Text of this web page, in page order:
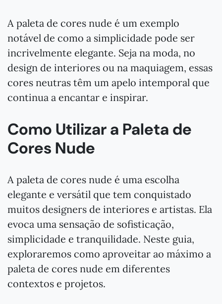
A paleta de cores nude é um exemplo
notável de como a simplicidade pode ser
incrivelmente elegante. Seja na moda, no
design de interiores ou na maquiagem, essas
cores neutras têm um apelo intemporal que
continua a encantar e inspirar.
Como Utilizar a Paleta de
Cores Nude
A paleta de cores nude é uma escolha
elegante e versátil que tem conquistado
muitos designers de interiores e artistas. Ela
evoca uma sensação de sofisticação,
simplicidade e tranquilidade. Neste guia,
exploraremos como aproveitar ao máximo a
paleta de cores nude em diferentes
contextos e projetos.